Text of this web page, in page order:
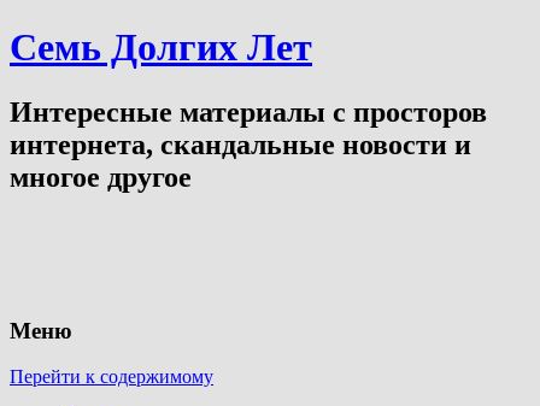
Семь Долгих Лет
Интересные материалы с просторов
интернета, скандальные новости и
многое другое
Меню
Перейти к содержимому